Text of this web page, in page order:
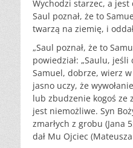
Wychodzi starzec, a jest
Saul poznał, że to
twarzą na ziemię, i
„Saul poznał, że to
powiedział: „Saulu,
Samuel, dobrze, wierz w
jasno uczy, że
lub zbudzenie kogoś ze
jest niemożliwe. Syn
zmarłych z grobu (Jana
dał Mu Ojciec